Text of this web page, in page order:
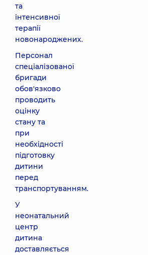
та
інтенсивної
терапії
новонароджених.
Персонал
спеціалізованої
бригади
обов'язково
проводить
оцінку
стану та
при
необхідності
підготовку
дитини
перед
транспортуванням.
У
неонатальний
центр
дитина
доставляється